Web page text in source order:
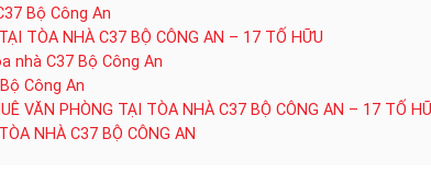
Bộ Công An
TÒA NHÀ C37 BỘ CÔNG AN – 17 TỐ HỮU
nhà C37 Bộ Công An
Công An
VĂN PHÒNG TẠI TÒA NHÀ C37 BỘ CÔNG AN – 17 TỐ
NHÀ C37 BỘ CÔNG AN